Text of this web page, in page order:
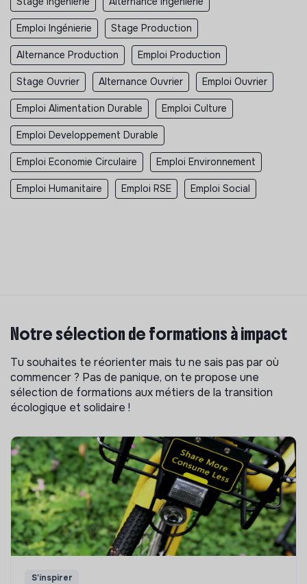
Emploi Ingénierie Stage Production
Alternance Production Emploi Production
Stage Ouvrier Alternance Ouvrier Emploi Ouvrier
Emploi Alimentation Durable Emploi Culture
Emploi Developpement Durable
Emploi Economie Circulaire Emploi Environnement
Emploi Humanitaire Emploi RSE Emploi Social
Notre sélection de formations à impact
Tu souhaites te réorienter mais tu ne sais pas par où
commencer ? Pas de panique, on te propose une
sélection de formations aux métiers de la transition
écologique et solidaire !
S'inspirer